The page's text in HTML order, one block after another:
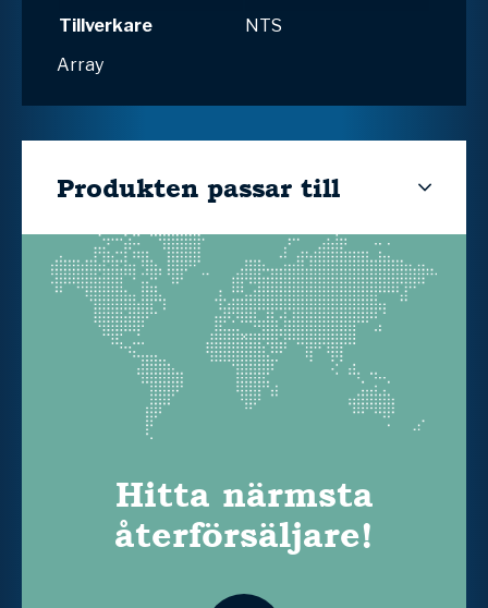
Tillverkare
NTS
Array
Produkten passar till
Hitta närmsta
återförsäljare!